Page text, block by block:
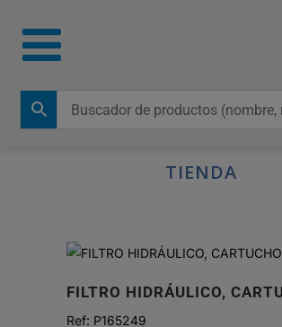
TIENDA
FILTRO HIDRÁULICO,
Ref: P165249